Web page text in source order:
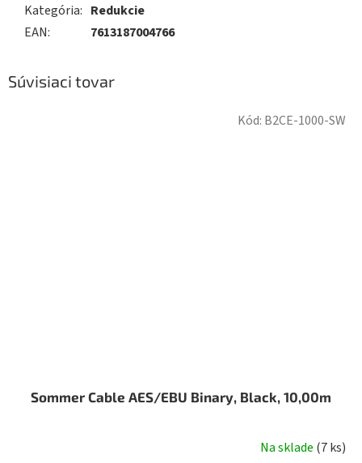
Kategória: Redukcie
EAN: 7613187004766
Súvisiaci tovar
Sommer Cable AES/EBU Binary, Black, 10,00m
Na sklade (7 ks)
Kód: B2CE-1000-SW